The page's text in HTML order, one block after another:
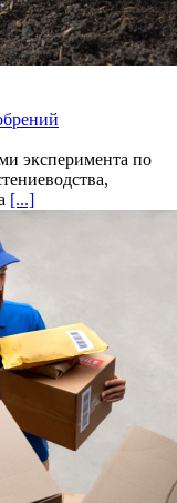
эксперимента по
[...]